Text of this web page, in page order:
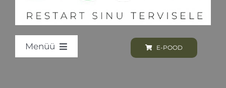
Menüü E-POOD